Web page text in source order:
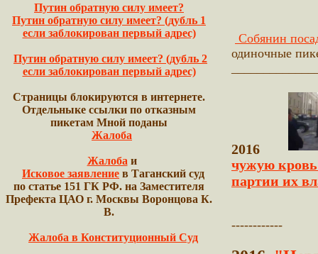
Путин обратную силу имеет?
Путин обратную силу имеет? (дубль 1
если заблокирован первый адрес)
Путин обратную силу имеет? (дубль 2
если заблокирован первый адрес)
Страницы блокируются в интернете.
Отдельныке ссылки по отказным
пикетам Мной поданы
Жалоба
Жалоба и
Исковое заявление в Таганский суд
по статье 151 ГК РФ. на Заместителя
Префекта ЦАО г. Москвы Воронцова К.
В.
Жалоба в Конституционный Суд
Собянин
одиночные
2016
чужую
партии их
------------